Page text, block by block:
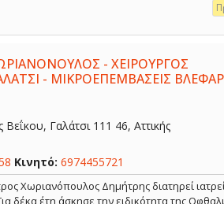
- ΧΕΙΡΟΥΡΓΟΣ
- ΜΙΚΡΟΕΠΕΜΒΑΣΕΙΣ
Γαλάτσι 111 46, Αττικής
Κινητό: 6974455721
Χωριανόπουλος Δημήτρης διατηρεί
δέκα έτη άσκησε την ειδικότητα της